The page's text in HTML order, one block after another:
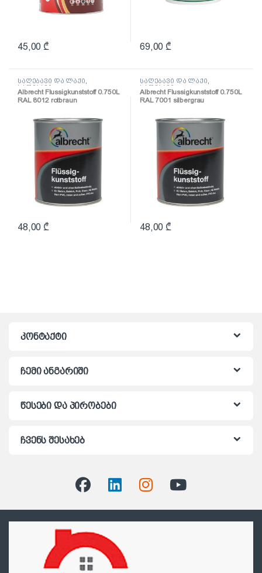
45,00 ₾ 69,00 ₾
საღებავი და ლაქი
საღებავი
Albrecht Flussigkunststoff 0.750L
RAL 8012 rotbraun
ზეთოვანი საღებავი)
48,00₾
საღებავი და ლაქი
საღებავი
Albrecht Flussigkunststoff 0.750L
RAL 7001 silbergrau
ზეთოვანი საღებავი)
48,00₾
კონტაქტი
ჩემი ანგარიში
წესები და პირობები
ჩვენს შესახებ